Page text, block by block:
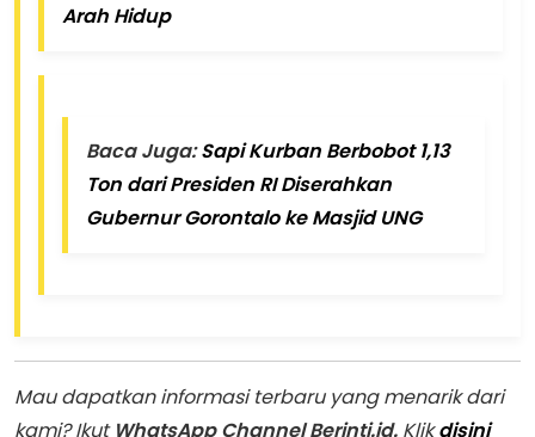
Arah Hidup
Baca Juga:Sapi Kurban Berbobot 1,13
Ton dari Presiden RI Diserahkan
Gubernur Gorontalo ke Masjid UNG
Mau dapatkan informasi terbaru yang menarik dari
kami? Ikut WhatsApp Channel Berinti.id. Klikdisini